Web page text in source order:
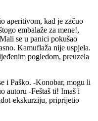
aperitivom, kad je začuo
embalaže za mene!,
se u panici pokušao
Kamuflaža nije uspjela.
pogledom, preuzela
i Paško. -Konobar, mogu li
autoru -Feštaš ti! Imaš i
ekskurziju, priprijetio